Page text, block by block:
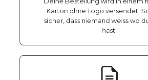
Karton ohne Logo versendet.
sicher, dass niemand weiss wo
hast.